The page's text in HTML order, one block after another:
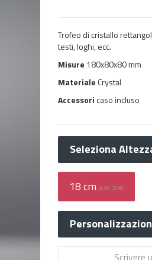
Trofeo di cristallo
testi, loghi, ecc.
Misure 180x80x80 mm
Materiale Crystal
Accessoricaso incluso
Seleziona
18 cm (+39.33€)